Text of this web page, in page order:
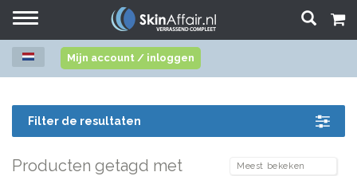
Toggle
Mijn account / inloggen
Filter de resultaten
Producten getagd met